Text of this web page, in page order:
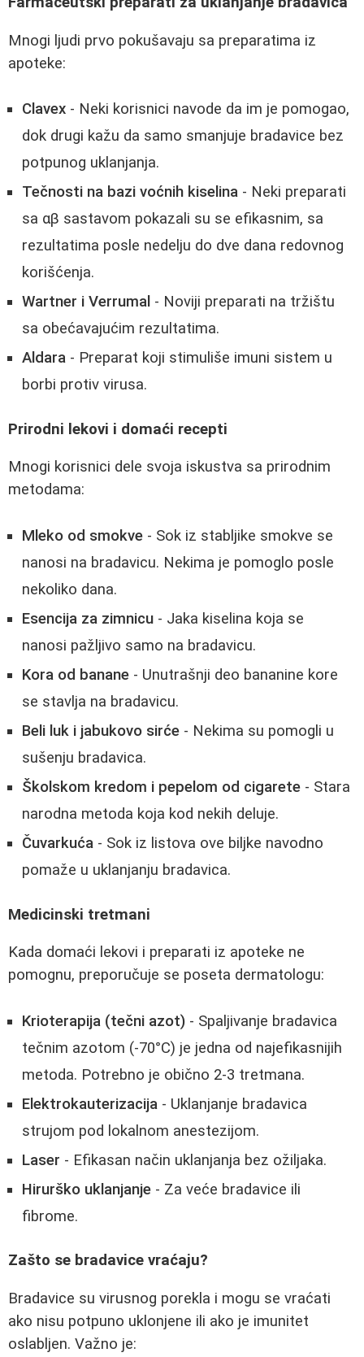
Mnogi ljudi prvo pokušavaju sa preparatima iz
apoteke:
Clavex - Neki korisnici navode da im je pomogao,
dok drugi kažu da samo smanjuje bradavice bez
potpunog uklanjanja.
Tečnosti na bazi voćnih kiselina - Neki preparati
sa αβ sastavom pokazali su se efikasnim, sa
rezultatima posle nedelju do dve dana redovnog
korišćenja.
Wartner i Verrumal - Noviji preparati na tržištu
sa obećavajućim rezultatima.
Aldara - Preparat koji stimuliše imuni sistem u
borbi protiv virusa.
Prirodni lekovi i domaći recepti
Mnogi korisnici dele svoja iskustva sa prirodnim
metodama:
Mleko od smokve - Sok iz stabljike smokve se
nanosi na bradavicu. Nekima je pomoglo posle
nekoliko dana.
Esencija za zimnicu - Jaka kiselina koja se
nanosi pažljivo samo na bradavicu.
Kora od banane - Unutrašnji deo bananine kore
se stavlja na bradavicu.
Beli luk i jabukovo sirće - Nekima su pomogli u
sušenju bradavica.
Školskom kredom i pepelom od cigarete - Stara
narodna metoda koja kod nekih deluje.
Čuvarkuća - Sok iz listova ove biljke navodno
pomaže u uklanjanju bradavica.
Medicinski tretmani
Kada domaći lekovi i preparati iz apoteke ne
pomognu, preporučuje se poseta dermatologu:
Krioterapija (tečni azot) - Spaljivanje bradavica
tečnim azotom (-70°C) je jedna od najefikasnijih
metoda. Potrebno je obično 2-3 tretmana.
Elektrokauterizacija - Uklanjanje bradavica
strujom pod lokalnom anestezijom.
Laser - Efikasan način uklanjanja bez ožiljaka.
Hirurško uklanjanje - Za veće bradavice ili
fibrome.
Zašto se bradavice vraćaju?
Bradavice su virusnog porekla i mogu se vraćati
ako nisu potpuno uklonjene ili ako je imunitet
oslabljen. Važno je: